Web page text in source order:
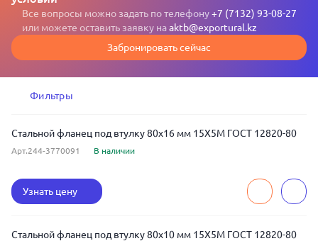
Все вопросы можно задать по телефону+7 (7132) 93-08-27
или можете оставить заявку наaktb@exportural.kz
Забронировать сейчас
Фильтры
Стальной фланец под втулку 80x16 мм 15Х5М ГОСТ 12820-80
Арт.244-3770091 В наличии
Узнать цену
Стальной фланец под втулку 80x10 мм 15Х5М ГОСТ 12820-80